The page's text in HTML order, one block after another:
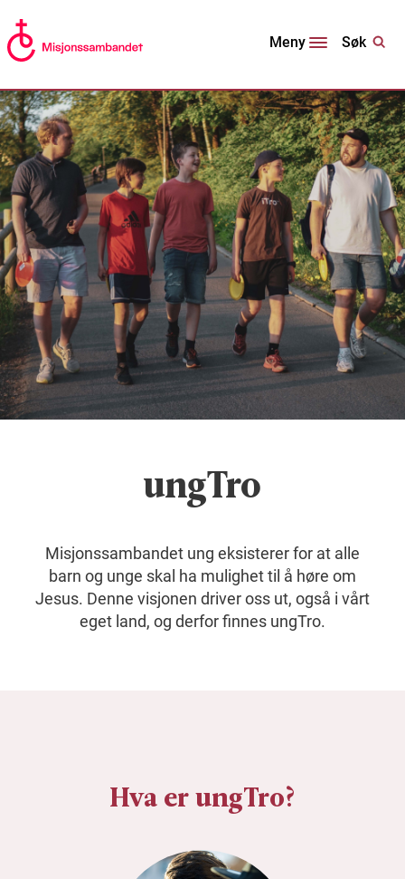
Meny Søk
ungTro
Misjonssambandet ung eksisterer for at alle
barn og unge skal ha mulighet til å høre om
Jesus. Denne visjonen driver oss ut, også i vårt
eget land, og derfor finnes ungTro.
Hva er ungTro?